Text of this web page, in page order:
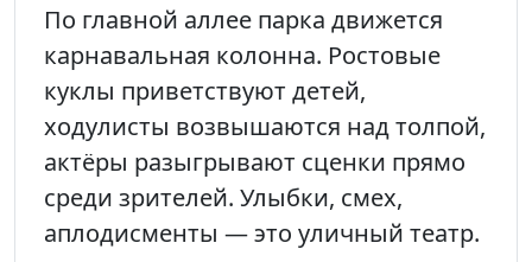
По главной аллее парка движется
карнавальная колонна. Ростовые
куклы приветствуют детей,
ходулисты возвышаются над толпой,
актёры разыгрывают сценки прямо
среди зрителей. Улыбки, смех,
аплодисменты — это уличный театр.